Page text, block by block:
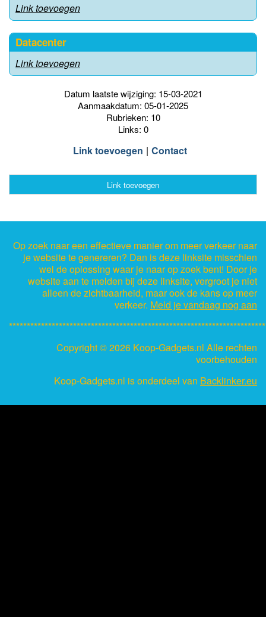
Link toevoegen
Datacenter
Link toevoegen
Datum laatste wijziging: 15-03-2021
Aanmaakdatum: 05-01-2025
Rubrieken: 10
Links: 0
Link toevoegen Contact
Link toevoegen
Op zoek naar een effectieve manier om meer verkeer naar
je website te genereren? Dan is deze linksite misschien
wel de oplossing waar je naar op zoek bent! Door je
website aan te melden bij deze linksite, vergroot je niet
alleen de zichtbaarheid, maar ook de kans op meer
verkeer. Meld je vandaag nog aan
Copyright ©2026 Koop-Gadgets.nl Alle rechten
voorbehouden
Koop-Gadgets.nl is onderdeel van Backlinker.eu